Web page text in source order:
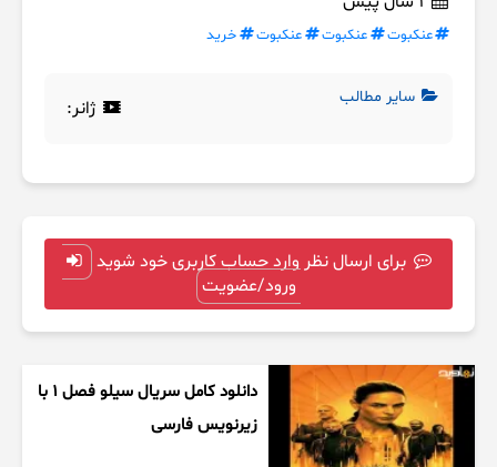
عنکبوت عنکبوت عنکبوت خرید
سایر مطالب ژانر:
برای ارسال نظر وارد حساب کاربری خود شوید
ورود/عضویت
دانلود کامل سریال سیلو فصل ۱ با
زیرنویس فارسی